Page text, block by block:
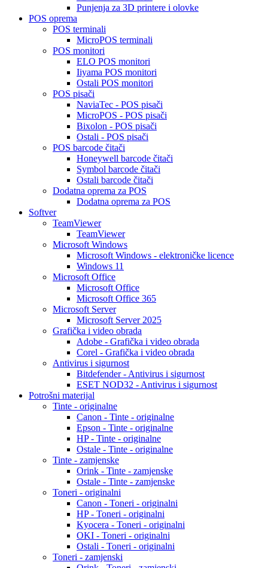
Punjenja za 3D printere i olovke
POS oprema
POS terminali
MicroPOS terminali
POS monitori
ELO POS monitori
Iiyama POS monitori
Ostali POS monitori
POS pisači
NaviaTec - POS pisači
MicroPOS - POS pisači
Bixolon - POS pisači
Ostali - POS pisači
POS barcode čitači
Honeywell barcode čitači
Symbol barcode čitači
Ostali barcode čitači
Dodatna oprema za POS
Dodatna oprema za POS
Softver
TeamViewer
TeamViewer
Microsoft Windows
Microsoft Windows - elektroničke licence
Windows 11
Microsoft Office
Microsoft Office
Microsoft Office 365
Microsoft Server
Microsoft Server 2025
Grafička i video obrada
Adobe - Grafička i video obrada
Corel - Grafička i video obrada
Antivirus i sigurnost
Bitdefender - Antivirus i sigurnost
ESET NOD32 - Antivirus i sigurnost
Potrošni materijal
Tinte - originalne
Canon - Tinte - originalne
Epson - Tinte - originalne
HP - Tinte - originalne
Ostale - Tinte - originalne
Tinte - zamjenske
Orink - Tinte - zamjenske
Ostale - Tinte - zamjenske
Toneri - originalni
Canon - Toneri - originalni
HP - Toneri - originalni
Kyocera - Toneri - originalni
OKI - Toneri - originalni
Ostali - Toneri - originalni
Toneri - zamjenski